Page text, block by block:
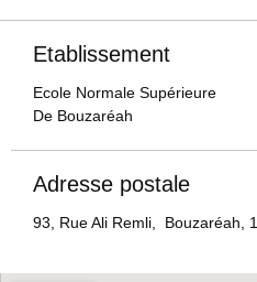
Etablissement
Ecole Normale Supérieure
De Bouzaréah
Adresse postale
93, Rue Ali Remli, Bouzaréah,